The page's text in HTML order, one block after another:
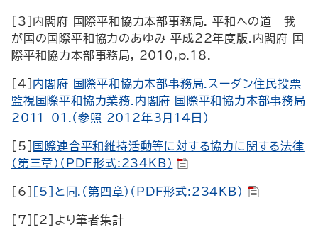
[3]内閣府 国際平和協力本部事務局. 平和への道―我
が国の国際平和協力のあゆみ 平成22年度版.内閣府 国
際平和協力本部事務局, 2010,p.18.
[4] 内閣府 国際平和協力本部事務局.スーダン住民投票
監視国際平和協力業務.内閣府 国際平和協力本部事務局
2011-01.（参照 2012年3月14日）
[5]
国際連合平和維持活動等に対する協力に関する法律
（第三章）（PDF形式:234KB）
[6] [5]と同.（第四章）（PDF形式:234KB）
[7][2]より筆者集計